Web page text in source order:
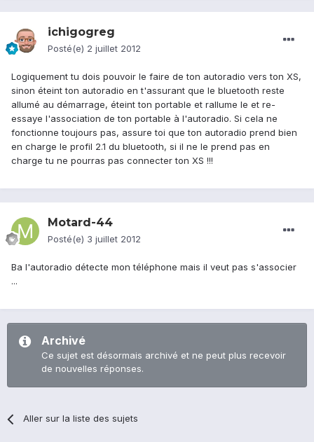
ichigogreg
Posté(e) 2 juillet 2012
Logiquement tu dois pouvoir le faire de ton autoradio vers ton XS,
sinon éteint ton autoradio en t'assurant que le bluetooth reste
allumé au démarrage, éteint ton portable et rallume le et re-
essaye l'association de ton portable à l'autoradio. Si cela ne
fonctionne toujours pas, assure toi que ton autoradio prend bien
en charge le profil 2.1 du bluetooth, si il ne le prend pas en
charge tu ne pourras pas connecter ton XS !!!
Motard-44
Posté(e) 3 juillet 2012
Ba l'autoradio détecte mon téléphone mais il veut pas s'associer
...
Archivé
Ce sujet est désormais archivé et ne peut plus recevoir
de nouvelles réponses.
Aller sur la liste des sujets